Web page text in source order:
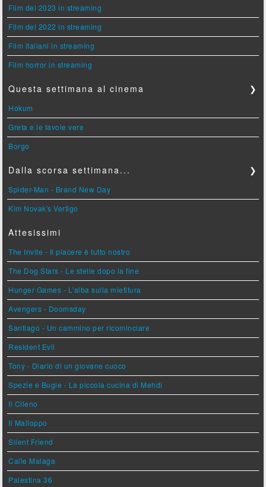
Film del 2023 in streaming
Film del 2022 in streaming
Film italiani in streaming
Film horror in streaming
Questa settimana al cinema ❯
Hokum
Greta e le favole vere
Borgo
Dalla scorsa settimana... ❯
Spider-Man - Brand New Day
Kim Novak's Vertigo
Attesissimi
The Invite - Il piacere è tutto nostro
The Dog Stars - Le stelle dopo la fine
Hunger Games - L'alba sulla mietitura
Avengers - Doomsday
Santiago - Un cammino per ricominciare
Resident Evil
Tony - Diario di un giovane cuoco
Spezie e Bugie - La piccola cucina di Mehdi
Il Cileno
Il Malloppo
Silent Friend
Calle Malaga
Palestina 36